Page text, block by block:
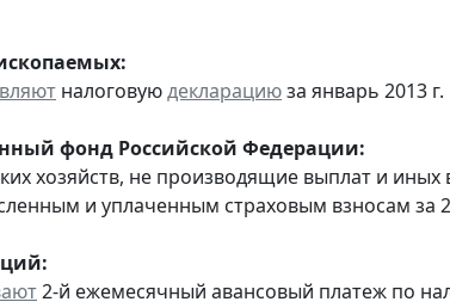
налоговуюдекларациюза январь 2013 г.
фонд Российской Федерации:
хозяйств, не производящие выплат и
и уплаченным страховым взносам за
2-й ежемесячный авансовый платеж по